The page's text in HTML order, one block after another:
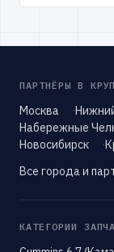
ПАРТНЁРЫ В
Москва
Набережные
Новосибирск
Все города и
КАТЕГОРИИ